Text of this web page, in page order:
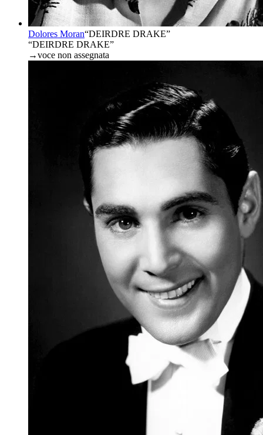
Dolores Moran“DEIRDRE DRAKE”
“DEIRDRE DRAKE”
→voce non assegnata